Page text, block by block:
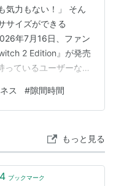
気力もない！」 そん
サイズができる
年7月16日、ファン
2 Edition』が発売
っているユーザーな
ス #隙間時間
もっと見る
ブックマーク